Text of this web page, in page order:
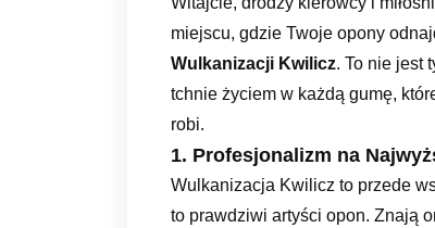
miejscu, gdzie Twoje opony
Wulkanizacji Kwilicz. To nie jest
tchnie życiem w każdą gumę,
robi.
1. Profesjonalizm na
Wulkanizacja Kwilicz to przede
to prawdziwi artyści opon. Znają